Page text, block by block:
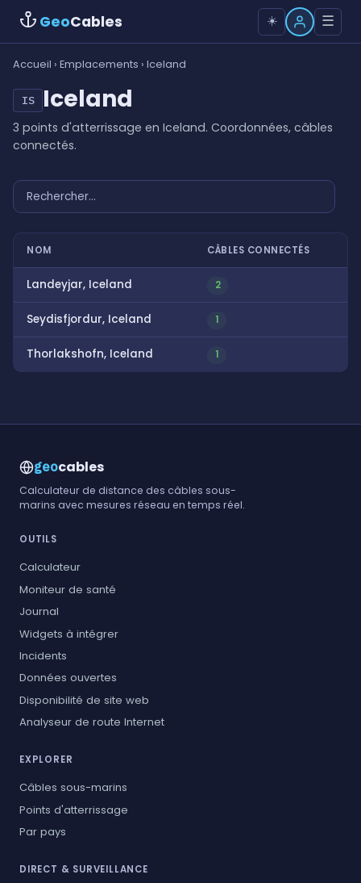
GeoCables ☀️ ☰
Accueil › Emplacements › Iceland
IS Iceland
3 points d'atterrissage en Iceland. Coordonnées, câbles
connectés.
NOM CÂBLES CONNECTÉS
Landeyjar, Iceland 2
Seydisfjordur, Iceland 1
Thorlakshofn, Iceland 1
geocables
Calculateur de distance des câbles sous-
marins avec mesures réseau en temps réel.
OUTILS
Calculateur
Moniteur de santé
Journal
Widgets à intégrer
Incidents
Données ouvertes
Disponibilité de site web
Analyseur de route Internet
EXPLORER
Câbles sous-marins
Points d'atterrissage
Par pays
DIRECT & SURVEILLANCE